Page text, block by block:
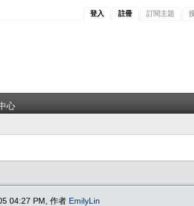
登入 註冊 訂閱主題
心
04:27 PM, 作者 EmilyLin